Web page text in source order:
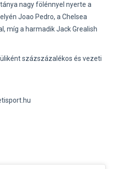
nagy fölénnyel nyerte a
Joao Pedro, a Chelsea
míg a harmadik Jack Grealish
százszázalékos és vezeti